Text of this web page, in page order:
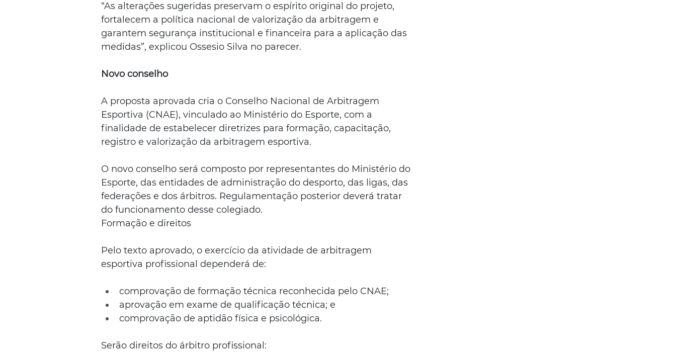
“As alterações sugeridas preservam o espírito original do projeto,
fortalecem a política nacional de valorização da arbitragem e
garantem segurança institucional e financeira para a aplicação das
medidas”, explicou Ossesio Silva no parecer.
Novo conselho
A proposta aprovada cria o Conselho Nacional de Arbitragem
Esportiva (CNAE), vinculado ao Ministério do Esporte, com a
finalidade de estabelecer diretrizes para formação, capacitação,
registro e valorização da arbitragem esportiva.
O novo conselho será composto por representantes do Ministério do
Esporte, das entidades de administração do desporto, das ligas, das
federações e dos árbitros. Regulamentação posterior deverá tratar
do funcionamento desse colegiado.
Formação e direitos
Pelo texto aprovado, o exercício da atividade de arbitragem
esportiva profissional dependerá de:
comprovação de formação técnica reconhecida pelo CNAE;
aprovação em exame de qualificação técnica; e
comprovação de aptidão física e psicológica.
Serão direitos do árbitro profissional: